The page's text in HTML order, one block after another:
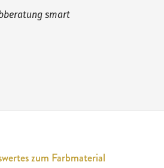
smart
zum Farbmaterial